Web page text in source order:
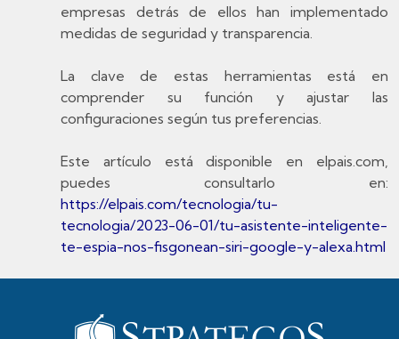
empresas detrás de ellos han implementado
medidas de seguridad y transparencia.
La clave de estas herramientas está en
comprender su función y ajustar las
configuraciones según tus preferencias.
Este artículo está disponible en elpais.com,
puedes consultarlo en:
https://elpais.com/tecnologia/tu-
tecnologia/2023-06-01/tu-asistente-inteligente-
te-espia-nos-fisgonean-siri-google-y-alexa.html